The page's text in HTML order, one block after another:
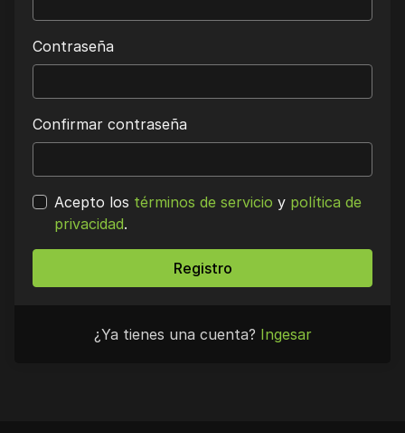
Contraseña
Confirmar contraseña
Acepto los términos de servicio y política de
privacidad.
Registro
¿Ya tienes una cuenta? Ingesar